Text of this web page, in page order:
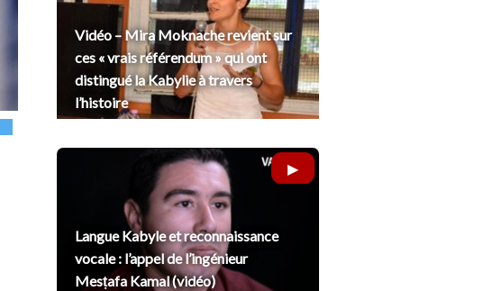
Vidéo – Mira Moknache revient sur
ces « vrais référendum » qui ont
distingué la Kabylie à travers
l’histoire
Langue Kabyle et reconnaissance
vocale : l’appel de l’ingénieur
Mesṭafa Kamal (vidéo)